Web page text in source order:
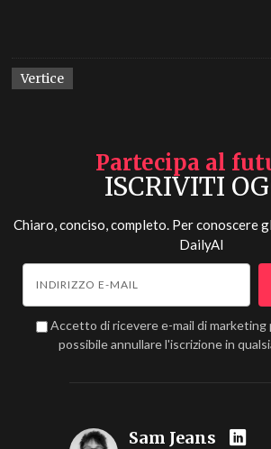
Vertice
Partecipa al
ISCRIVITI
Chiaro, conciso, completo. Per conoscere
DailyAI
Accetto di ricevere e-mail di marketing
possibile annullare l'iscrizione in
Sam Jeans